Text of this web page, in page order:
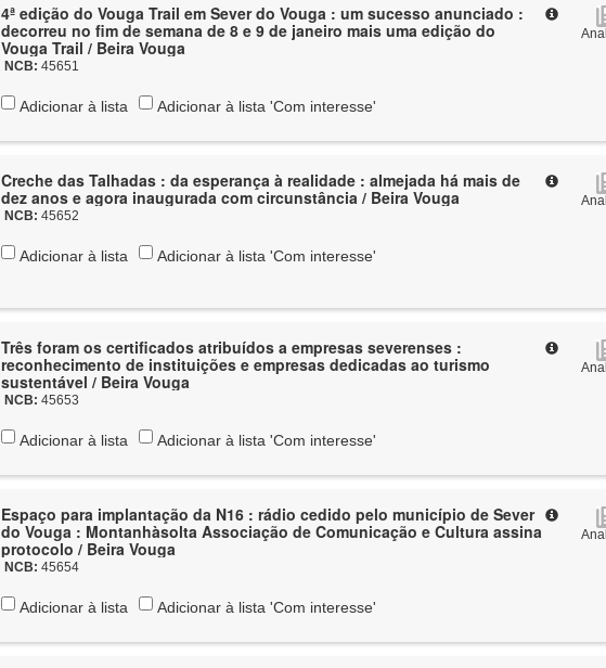
4ª edição do Vouga Trail em Sever do Vouga : um sucesso anunciado :
decorreu no fim de semana de 8 e 9 de janeiro mais uma edição do
Vouga Trail / Beira Vouga
NCB:45651
Adicionar à lista Adicionar à lista 'Com interesse'
Creche das Talhadas : da esperança à realidade : almejada há mais de
dez anos e agora inaugurada com circunstância / Beira Vouga
NCB:45652
Adicionar à lista Adicionar à lista 'Com interesse'
Três foram os certificados atribuídos a empresas severenses :
reconhecimento de instituições e empresas dedicadas ao turismo
sustentável / Beira Vouga
NCB:45653
Adicionar à lista Adicionar à lista 'Com interesse'
Espaço para implantação da N16 : rádio cedido pelo município de Sever
do Vouga : Montanhàsolta Associação de Comunicação e Cultura assina
protocolo / Beira Vouga
NCB:45654
Adicionar à lista Adicionar à lista 'Com interesse'